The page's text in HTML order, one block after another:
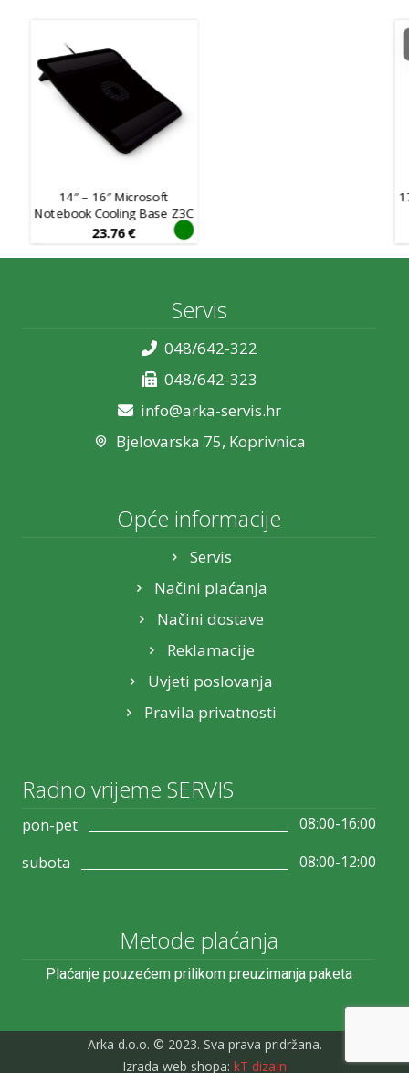
14″ – 16″ Microsoft
Notebook Cooling Base Z3C
23.76€
Servis
048/642-322
048/642-323
info@arka-servis.hr
Bjelovarska 75, Koprivnica
Opće informacije
Servis
Načini plaćanja
Načini dostave
Reklamacije
Uvjeti poslovanja
Pravila privatnosti
Radno vrijeme SERVIS
pon-pet
08:00-16:00
subota
08:00-12:00
Metode plaćanja
Plaćanje pouzećem prilikom preuzimanja paketa
Arka d.o.o. © 2023. Sva prava pridržana.
Izrada web shopa: kT dizajn